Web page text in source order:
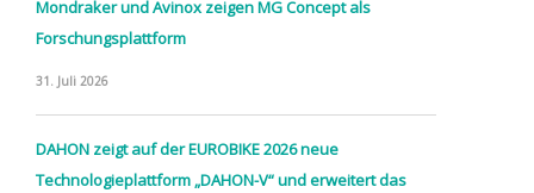
Mondraker und Avinox zeigen MG Concept als
Forschungsplattform
31. Juli 2026
DAHON zeigt auf der EUROBIKE 2026 neue
Technologieplattform „DAHON-V“ und erweitert das